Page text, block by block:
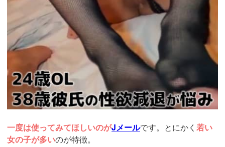
一度は使ってみてほしいのがJメールです。とにかく 若い
女の子が多いのが特徴。